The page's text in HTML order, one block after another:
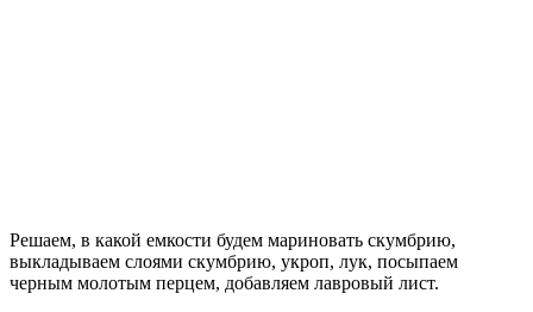
Решаем, в какой емкости будем мариновать скумбрию,
выкладываем слоями скумбрию, укроп, лук, посыпаем
черным молотым перцем, добавляем лавровый лист.